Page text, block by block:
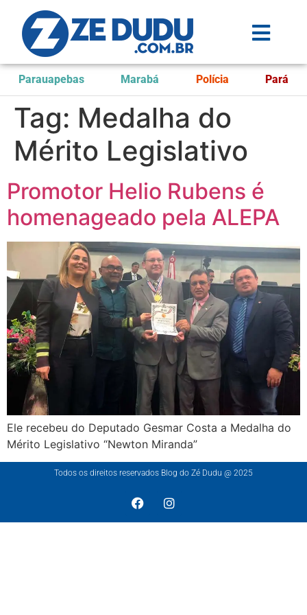
Parauapebas Marabá Polícia Pará
Tag: Medalha do
Mérito Legislativo
Promotor Helio Rubens é
homenageado pela ALEPA
Ele recebeu do Deputado Gesmar Costa a Medalha do
Mérito Legislativo “Newton Miranda”
Todos os direitos reservados Blog do Zé Dudu @ 2025